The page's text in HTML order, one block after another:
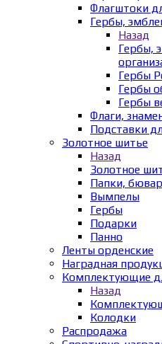
Флагштоки
Гербы,
Назад
Гербы,
Гербы
Гербы
Гербы
Флаги,
Подставки
Золотное шитье
Назад
Золотное
Папки,
Вымпелы
Гербы
Подарки
Панно
Ленты орденские
Наградная
Комплектующие
Назад
Колодки
Распродажа